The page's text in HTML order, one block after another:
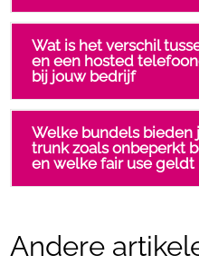
Wat is het verschil
en een hosted
bij jouw bedrijf
Welke bundels bieden
trunk zoals onbeperkt
en welke fair use geldt
Andere